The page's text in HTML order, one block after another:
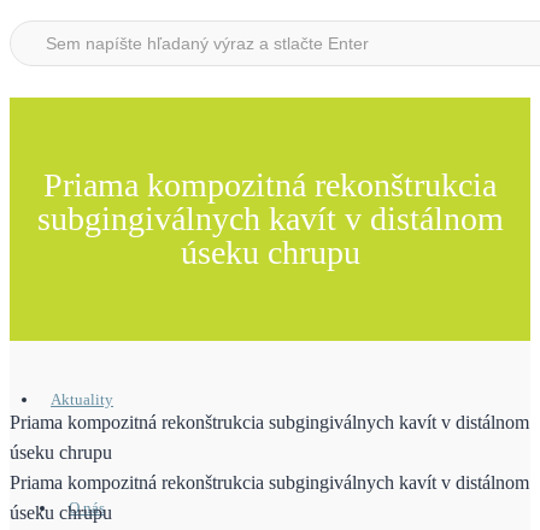
Aktuality
O nás
Priama kompozitná rekonštrukcia
subgingiválnych kavít v distálnom
úseku chrupu
Priama kompozitná rekonštrukcia subgingiválnych kavít v distálnom
úseku chrupu
Priama kompozitná rekonštrukcia subgingiválnych kavít v distálnom
úseku chrupu